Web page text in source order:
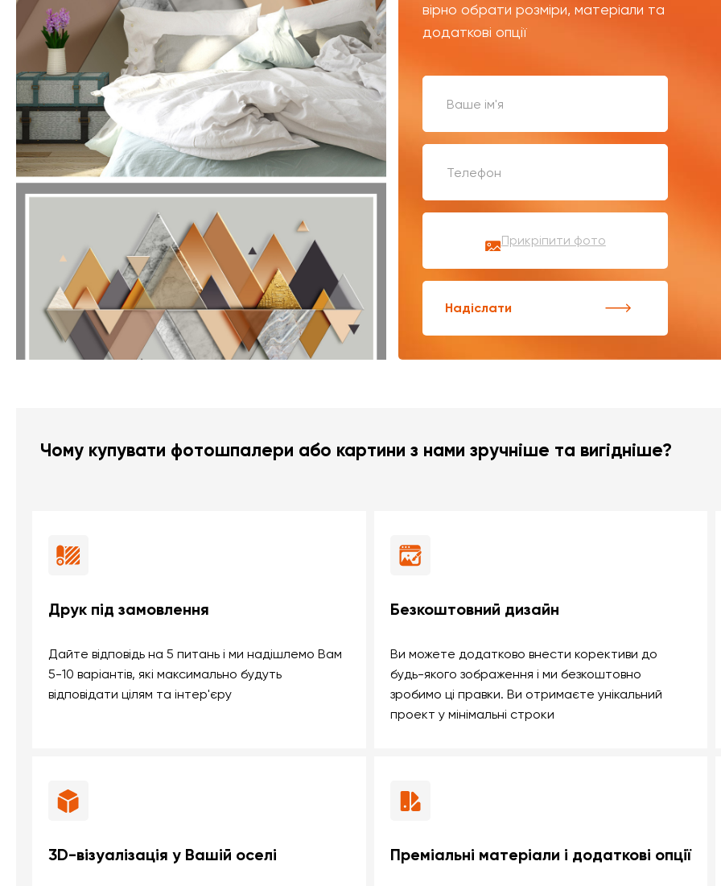
вірно обрати розміри, матеріали та
додаткові опції
Прикріпити фото
Надіслати
Чому купувати фотошпалери або картини з нами зручніше та вигідніше?
Друк під замовлення
Дайте відповідь на 5 питань і ми надішлемо Вам
5-10 варіантів, які максимально будуть
відповідати цілям та інтер'єру
Безкоштовний дизайн
Ви можете додатково внести корективи до
будь-якого зображення і ми безкоштовно
зробимо ці правки. Ви отримаєте унікальний
проект у мінімальні строки
3D-візуалізація у Вашій оселі Преміальні матеріали і додаткові опції